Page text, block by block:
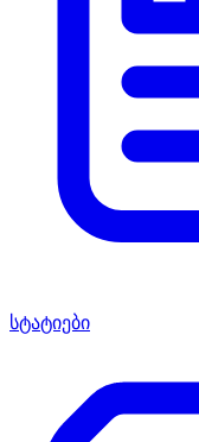
სტატიები